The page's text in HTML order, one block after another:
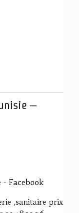
–
Facebook
,sanitaire prix